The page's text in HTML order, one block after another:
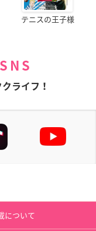
テニスの王子様
ライフ！
について